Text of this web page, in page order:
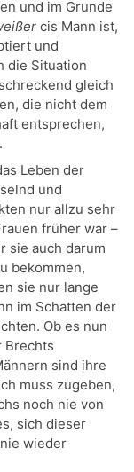
und im Grunde
cis Mann ist,
und
die Situation
gleich
die nicht dem
entsprechen,
Leben der
und
nur allzu sehr
früher war –
sie auch darum
bekommen,
sie nur lange
im Schatten der
Ob es nun
Brechts
sind ihre
muss zugeben,
noch nie von
sich dieser
wieder